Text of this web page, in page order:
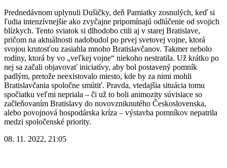
Prednedávnom uplynuli Dušičky, deň Pamiatky zosnulých, keď si
ľudia intenzívnejšie ako zvyčajne pripomínajú odlúčenie od svojich
blízkych. Tento sviatok si dlhodobo ctili aj v starej Bratislave,
pričom na aktuálnosti nadobudol po prvej svetovej vojne, ktorá
svojou krutosťou zasiahla mnoho Bratislavčanov. Takmer nebolo
rodiny, ktorá by vo „veľkej vojne“ niekoho nestratila. Už krátko po
nej sa začali objavovať iniciatívy, aby bol postavený pomník
padlým, pretože neexistovalo miesto, kde by za nimi mohli
Bratislavčania spoločne smútiť. Pravda, vtedajšia situácia tomu
spočiatku veľmi nepriala – či už to boli animozity súvisiace so
začleňovaním Bratislavy do novovzniknutého Československa,
alebo povojnová hospodárska kríza – výstavba pomníkov nepatrila
medzi spoločenské priority.
08. 11. 2022, 21:05